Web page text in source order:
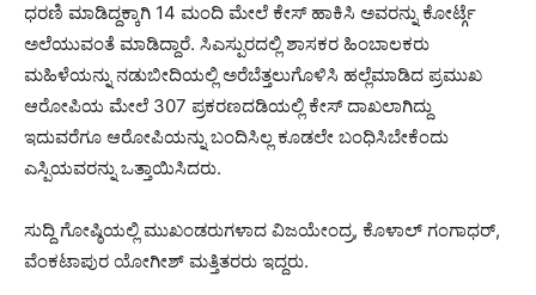
ಧರಣಿ ಮಾಡಿದ್ದಕ್ಕಾಗಿ 14 ಮಂದಿ ಮೇಲೆ ಕೇಸ್ ಹಾಕಿಸಿ ಅವರನ್ನು ಕೋರ್ಟ್ಗೆ
ಅಲೆಯುವಂತೆ ಮಾಡಿದ್ದಾರೆ. ಸಿಎಸ್ಪುರದಲ್ಲಿ ಶಾಸಕರ ಹಿಂಬಾಲಕರು
ಮಹಿಳೆಯನ್ನು ನಡುಬೀದಿಯಲ್ಲಿ ಅರೆಬೆತ್ತಲುಗೊಳಿಸಿ ಹಲ್ಲೆಮಾಡಿದ ಪ್ರಮುಖ
ಆರೋಪಿಯ ಮೇಲೆ 307 ಪ್ರಕರಣದಡಿಯಲ್ಲಿ ಕೇಸ್ ದಾಖಲಾಗಿದ್ದು
ಇದುವರೆಗೂ ಆರೋಪಿಯನ್ನು ಬಂದಿಸಿಲ್ಲ ಕೂಡಲೇ ಬಂಧಿಸಿಬೇಕೆಂದು
ಎಸ್ಪಿಯವರನ್ನು ಒತ್ತಾಯಿಸಿದರು.
ಸುದ್ದಿ ಗೋಷ್ಠಿಯಲ್ಲಿ ಮುಖಂಡರುಗಳಾದ ವಿಜಯೇಂದ್ರ, ಕೊಳಾಲ್ ಗಂಗಾಧರ್,
ವೆಂಕಟಾಪುರ ಯೋಗೀಶ್ ಮತ್ತಿತರರು ಇದ್ದರು.